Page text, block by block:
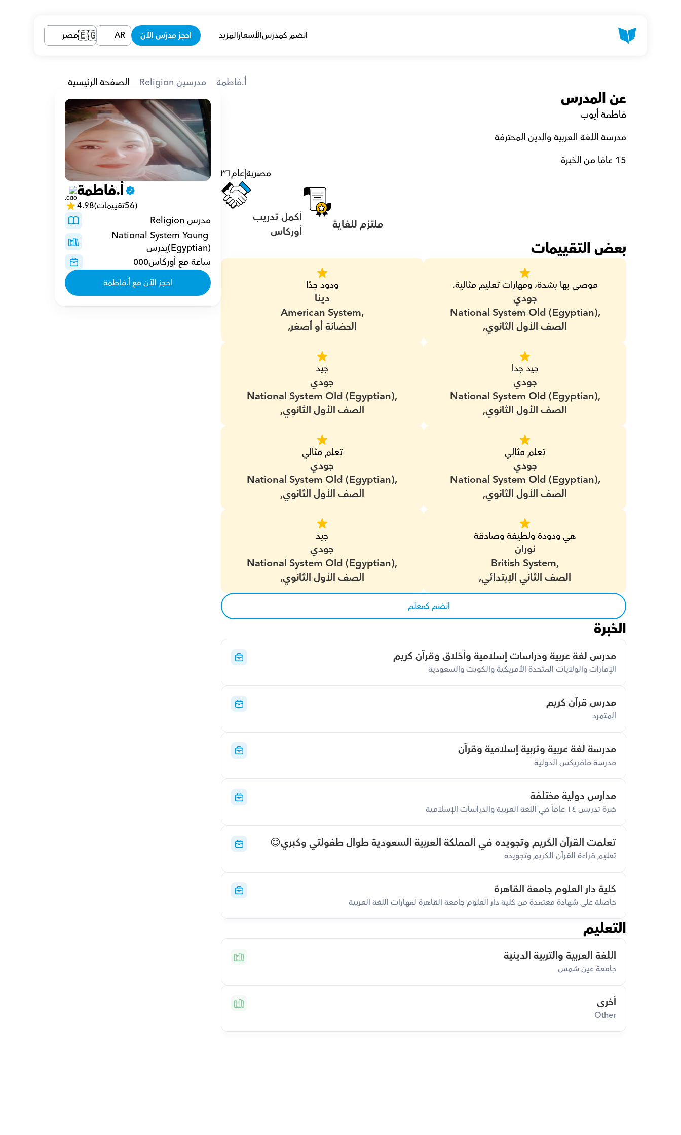
انضم كمدرسالأسعارالمزيد احجز مدرّس الآن AR
🇪🇬مصر
الصفحة الرئيسية Religion مدرسين أ.فاطمة
أ.فاطمة
4.98 (56تقييمات)
مدرس Religion
National System Young
(Egyptian)يدرس
ساعة مع أوركاس٥٥٥
احجز الآن مع أ.فاطمة
عن المدرس
فاطمة أيوب
مدرسة اللغة العربية والدين المحترفة
15 عامًا من الخبرة
٣٦عام|مصرية
ملتزم للغاية
أوركاس
بعض التقييمات
ودود جدًا
دينا
الحضانة أو أصغر,
American System,
جيد
جودي
الصف الأول الثانوي,
National System Old (Egyptian),
تعلم مثالي
جودي
الصف الأول الثانوي,
National System Old (Egyptian),
جيد
جودي
الصف الأول الثانوي,
National System Old (Egyptian),
موصى بها بشدة، ومهارات تعليم مثالية.
جودي
الصف الأول الثانوي,
National System Old (Egyptian),
جيد جدا
جودي
الصف الأول الثانوي,
National System Old (Egyptian),
تعلم مثالي
جودي
الصف الأول الثانوي,
National System Old (Egyptian),
هي ودودة ولطيفة وصادقة
نوران
الصف الثاني الإبتدائي,
British System,
انضم كمعلم
الخبرة
مدرس لغة عربية ودراسات إسلامية وأخلاق وقرآن كريم
الإمارات والولايات المتحدة الأمريكية والكويت والسعودية
مدرس قرآن كريم
المتمرد
مدرسة لغة عربية وتربية إسلامية وقرآن
مدرسة مافريكس الدولية
مدارس دولية مختلفة
خبرة تدريس ١٤ عاماً في اللغة العربية والدراسات الإسلامية
تعلمت القرآن الكريم وتجويده في المملكة العربية السعودية طوال طفولتي وكبري😊
تعليم قراءة القرآن الكريم وتجويده
كلية دار العلوم جامعة القاهرة
حاصلة على شهادة معتمدة من كلية دار العلوم جامعة القاهرة لمهارات اللغة العربية
التعليم
اللغة العربية والتربية الدينية
جامعة عين شمس
أخرى
Other